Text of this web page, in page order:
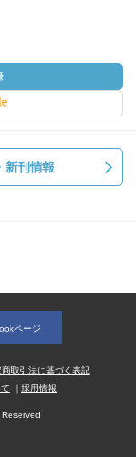
刊情報
ページ
商取引法に基づく表記
採用情報